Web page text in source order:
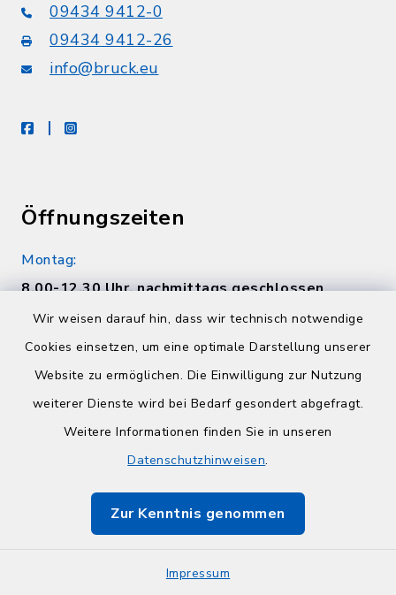
Wir weisen darauf hin, dass wir technisch notwendige
Cookies einsetzen, um eine optimale Darstellung unserer
Website zu ermöglichen. Die Einwilligung zur Nutzung
weiterer Dienste wird bei Bedarf gesondert abgefragt.
Weitere Informationen finden Sie in unseren
Datenschutzhinweisen.
Zur Kenntnis genommen
Impressum
09434 9412-0
09434 9412-26
info@bruck.eu
facebookinstagram
Öffnungszeiten
Montag:
8.00-12.30 Uhr, nachmittags geschlossen
8.00-12.00 Uhr, 14.00-17.00 Uhr
Mittwoch:
8.00-12.30 Uhr, nachmittags geschlossen
8.00-12.00 Uhr, 14.00-17.30 Uhr